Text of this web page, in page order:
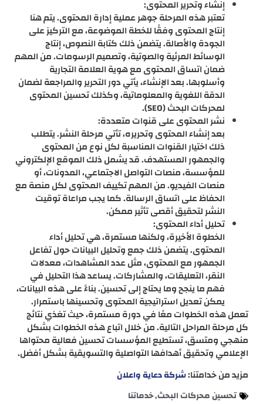
إنشاء وتحرير المحتوى:
تعتبر هذه المرحلة جوهر عملية إدارة المحتوى. يتم هنا
إنتاج المحتوى وفقًا للخطة الموضوعة، مع التركيز على
الجودة والأصالة. يتضمن ذلك كتابة النصوص، إنتاج
الوسائط المرئية والصوتية، وتصميم الرسومات. من المهم
ضمان اتساق المحتوى مع هوية العلامة التجارية
وأسلوبها. بعد الإنشاء، يأتي دور التحرير والمراجعة لضمان
الدقة اللغوية والمعلوماتية، وكذلك تحسين المحتوى
لمحركات البحث (SEO).
نشر المحتوى على قنوات متعددة:
بعد إنشاء المحتوى وتحريره، تأتي مرحلة النشر. يتطلب
ذلك اختيار القنوات المناسبة لكل نوع من المحتوى
والجمهور المستهدف. قد يشمل ذلك الموقع الإلكتروني
للمؤسسة، منصات التواصل الاجتماعي، المدونات، أو
منصات الفيديو. من المهم تكييف المحتوى لكل منصة مع
الحفاظ على اتساق الرسالة. كما يجب مراعاة توقيت
النشر لتحقيق أقصى تأثير ممكن.
تحليل أداء المحتوى:
الخطوة الأخيرة، ولكنها مستمرة، هي تحليل أداء
المحتوى. يتضمن ذلك جمع وتحليل البيانات حول تفاعل
الجمهور مع المحتوى، مثل عدد المشاهدات، معدلات
النقر، التعليقات، والمشاركات. يساعد هذا التحليل في
فهم ما ينجح وما يحتاج إلى تحسين. بناءً على هذه البيانات،
يمكن تعديل استراتيجية المحتوى وتحسينها باستمرار.
تعمل هذه الخطوات معًا في دورة مستمرة، حيث تغذي نتائج
كل مرحلة المراحل التالية. من خلال اتباع هذه الخطوات بشكل
منهجي ومتسق، تستطيع المؤسسات تحسين فعالية محتواها
الإعلامي وتحقيق أهدافها التواصلية والتسويقية بشكل أفضل.
مزيد من خدامتنا:شركة دعاية واعلان
تحسين محركات البحث,خدماتنا